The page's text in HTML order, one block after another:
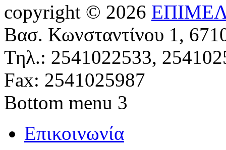
copyright © 2026
Βασ. Κωνσταντίνου 1,
Τηλ.: 2541022533,
Fax: 2541025987
Bottom menu 3
Επικοινωνία